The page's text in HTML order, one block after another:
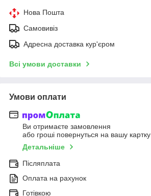
Нова Пошта
Самовивіз
Адресна доставка кур'єром
Всі умови доставки
Умови оплати
Ви отримаєте замовлення
або гроші повернуться на вашу картку
Детальніше
Післяплата
Оплата на рахунок
Готівкою